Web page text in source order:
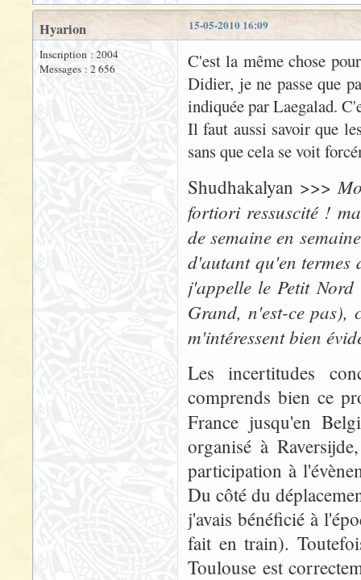
15-05-2010 16:09
Hyarion
Inscription : 2004
Messages : 2 656
C'est la même chose
Didier, je ne passe que
indiquée par Laegalad.
Il faut aussi savoir que
sans que cela se voit
Shudhakalyan >>>
fortiori ressuscité !
de semaine en
d'autant qu'en termes
j'appelle le Petit
Grand, n'est-ce pas),
m'intéressent bien
Les incertitudes
comprends bien ce
France jusqu'en
organisé à
participation à
Du côté du
j'avais bénéficié à
fait en train).
Toulouse est